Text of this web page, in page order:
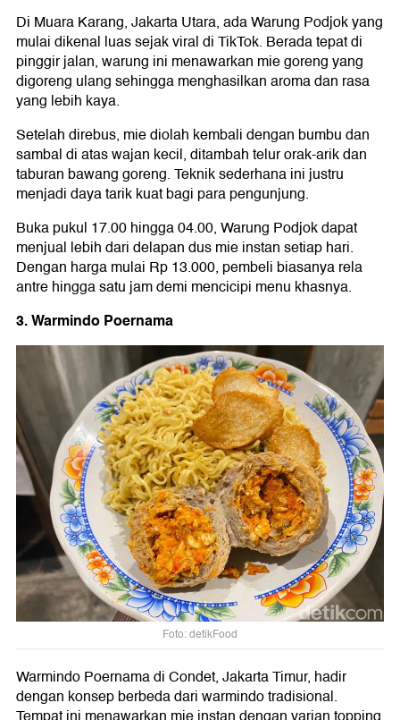
Di Muara Karang, Jakarta Utara, ada Warung Podjok yang
mulai dikenal luas sejak viral di TikTok. Berada tepat di
pinggir jalan, warung ini menawarkan mie goreng yang
digoreng ulang sehingga menghasilkan aroma dan rasa
yang lebih kaya.
Setelah direbus, mie diolah kembali dengan bumbu dan
sambal di atas wajan kecil, ditambah telur orak-arik dan
taburan bawang goreng. Teknik sederhana ini justru
menjadi daya tarik kuat bagi para pengunjung.
Buka pukul 17.00 hingga 04.00, Warung Podjok dapat
menjual lebih dari delapan dus mie instan setiap hari.
Dengan harga mulai Rp 13.000, pembeli biasanya rela
antre hingga satu jam demi mencicipi menu khasnya.
3. Warmindo Poernama
Foto: detikFood
Warmindo Poernama di Condet, Jakarta Timur, hadir
dengan konsep berbeda dari warmindo tradisional.